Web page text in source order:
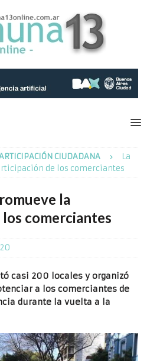
CIUDADANA
La
de los comerciantes
la
comerciantes
casi 200 locales y organizó
a los comerciantes de
durante la vuelta a la